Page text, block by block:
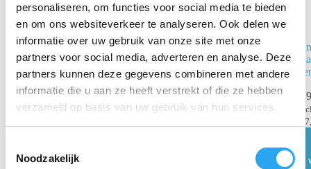
personaliseren, om functies voor social media te bieden
en om ons websiteverkeer te analyseren. Ook delen we
informatie over uw gebruik van onze site met onze
partners voor social media, adverteren en analyse. Deze
partners kunnen deze gegevens combineren met andere
informatie die u aan ze heeft verstrekt of die ze hebben
verzameld op basis van uw gebruik van hun services.
Noodzakelijk
Moerman
Takumi Alu
Telescoopsteel
€70,35
€57,50